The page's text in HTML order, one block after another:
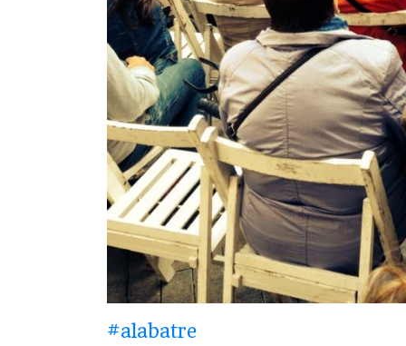
#alabatre